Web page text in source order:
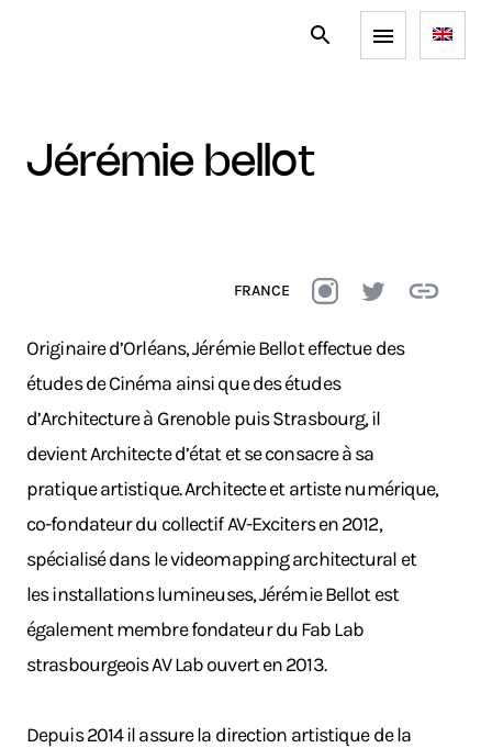
jérémie bellot
FRANCE
Originaire d’Orléans, Jérémie Bellot effectue des
études de Cinéma ainsi que des études
d’Architecture à Grenoble puis Strasbourg, il
devient Architecte d’état et se consacre à sa
pratique artistique. Architecte et artiste numérique,
co-fondateur du collectif AV-Exciters en 2012,
spécialisé dans le videomapping architectural et
les installations lumineuses, Jérémie Bellot est
également membre fondateur du Fab Lab
strasbourgeois AV Lab ouvert en 2013.
Depuis 2014 il assure la direction artistique de la